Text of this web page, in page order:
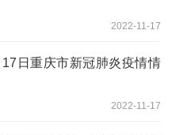
2022-11-17
日重庆市新冠肺炎疫情情
2022-11-17